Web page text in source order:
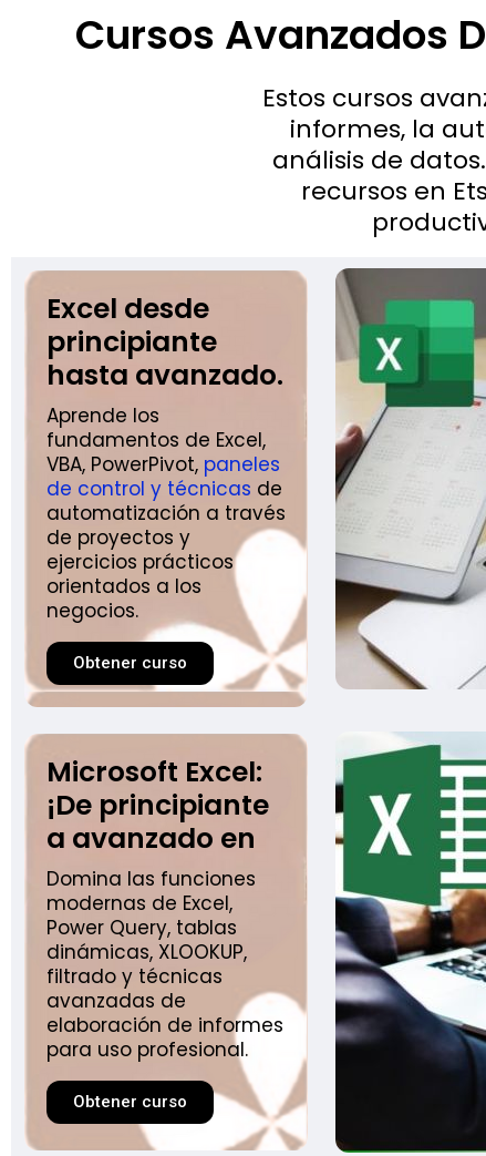
Cursos Avanzados
Estos cursos
informes, la
análisis de
recursos en
Excel desde
principiante
hasta avanzado.
Aprende los
fundamentos de Excel,
VBA, PowerPivot, paneles
de control y técnicas de
automatización a través
de proyectos y
ejercicios prácticos
orientados a los
negocios.
Obtener curso
Microsoft Excel:
¡De principiante
a avanzado en
Domina las funciones
modernas de Excel,
Power Query, tablas
dinámicas, XLOOKUP,
filtrado y técnicas
avanzadas de
elaboración de informes
para uso profesional.
Obtener curso